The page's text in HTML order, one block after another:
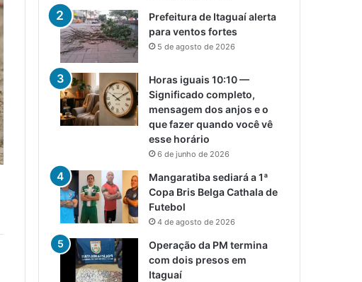
Prefeitura de Itaguaí alerta
para ventos fortes
5 de agosto de 2026
Horas iguais 10:10 —
Significado completo,
mensagem dos anjos e o
que fazer quando você vê
esse horário
6 de junho de 2026
Mangaratiba sediará a 1ª
Copa Bris Belga Cathala de
Futebol
4 de agosto de 2026
Operação da PM termina
com dois presos em
Itaguaí